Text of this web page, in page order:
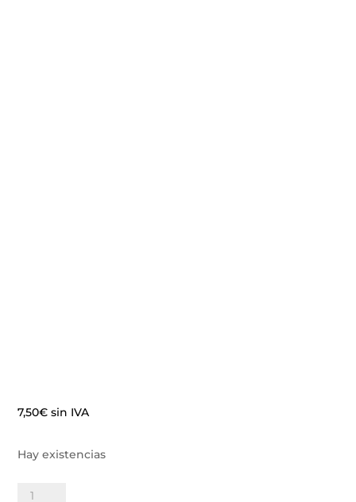
7,50€ sin IVA
Hay existencias
Soporte